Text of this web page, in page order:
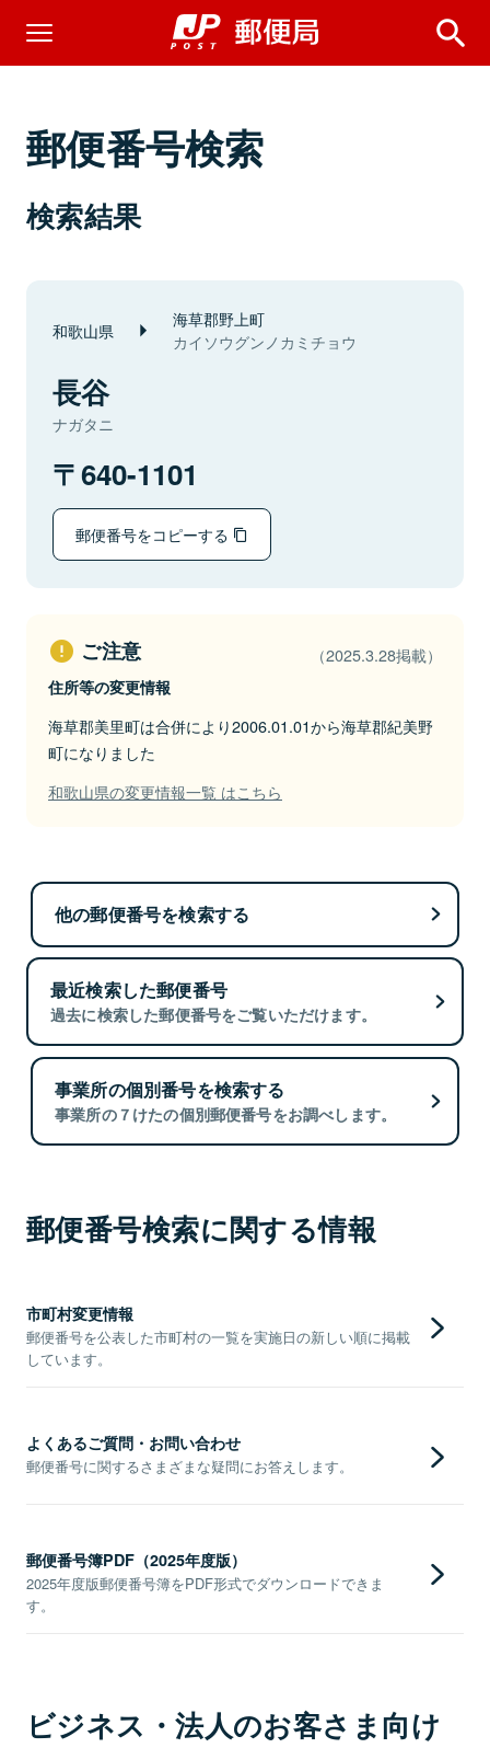
郵便番号検索
検索結果
和歌山県 海草郡野上町
カイソウグンノカミチョウ
長谷
ナガタニ
640-1101
郵便番号をコピーする
ご注意 （2025.3.28掲載）
住所等の変更情報
海草郡美里町は合併により2006.01.01から海草郡紀美野
町になりました
和歌山県の変更情報一覧 はこちら
他の郵便番号を検索する
最近検索した郵便番号
過去に検索した郵便番号をご覧いただけます。
事業所の個別番号を検索する
事業所の７けたの個別郵便番号をお調べします。
郵便番号検索に関する情報
市町村変更情報
郵便番号を公表した市町村の一覧を実施日の新しい順に掲載
しています。
よくあるご質問・お問い合わせ
郵便番号に関するさまざまな疑問にお答えします。
郵便番号簿PDF（2025年度版）
2025年度版郵便番号簿をPDF形式でダウンロードできま
す。
ビジネス・法人のお客さま向け